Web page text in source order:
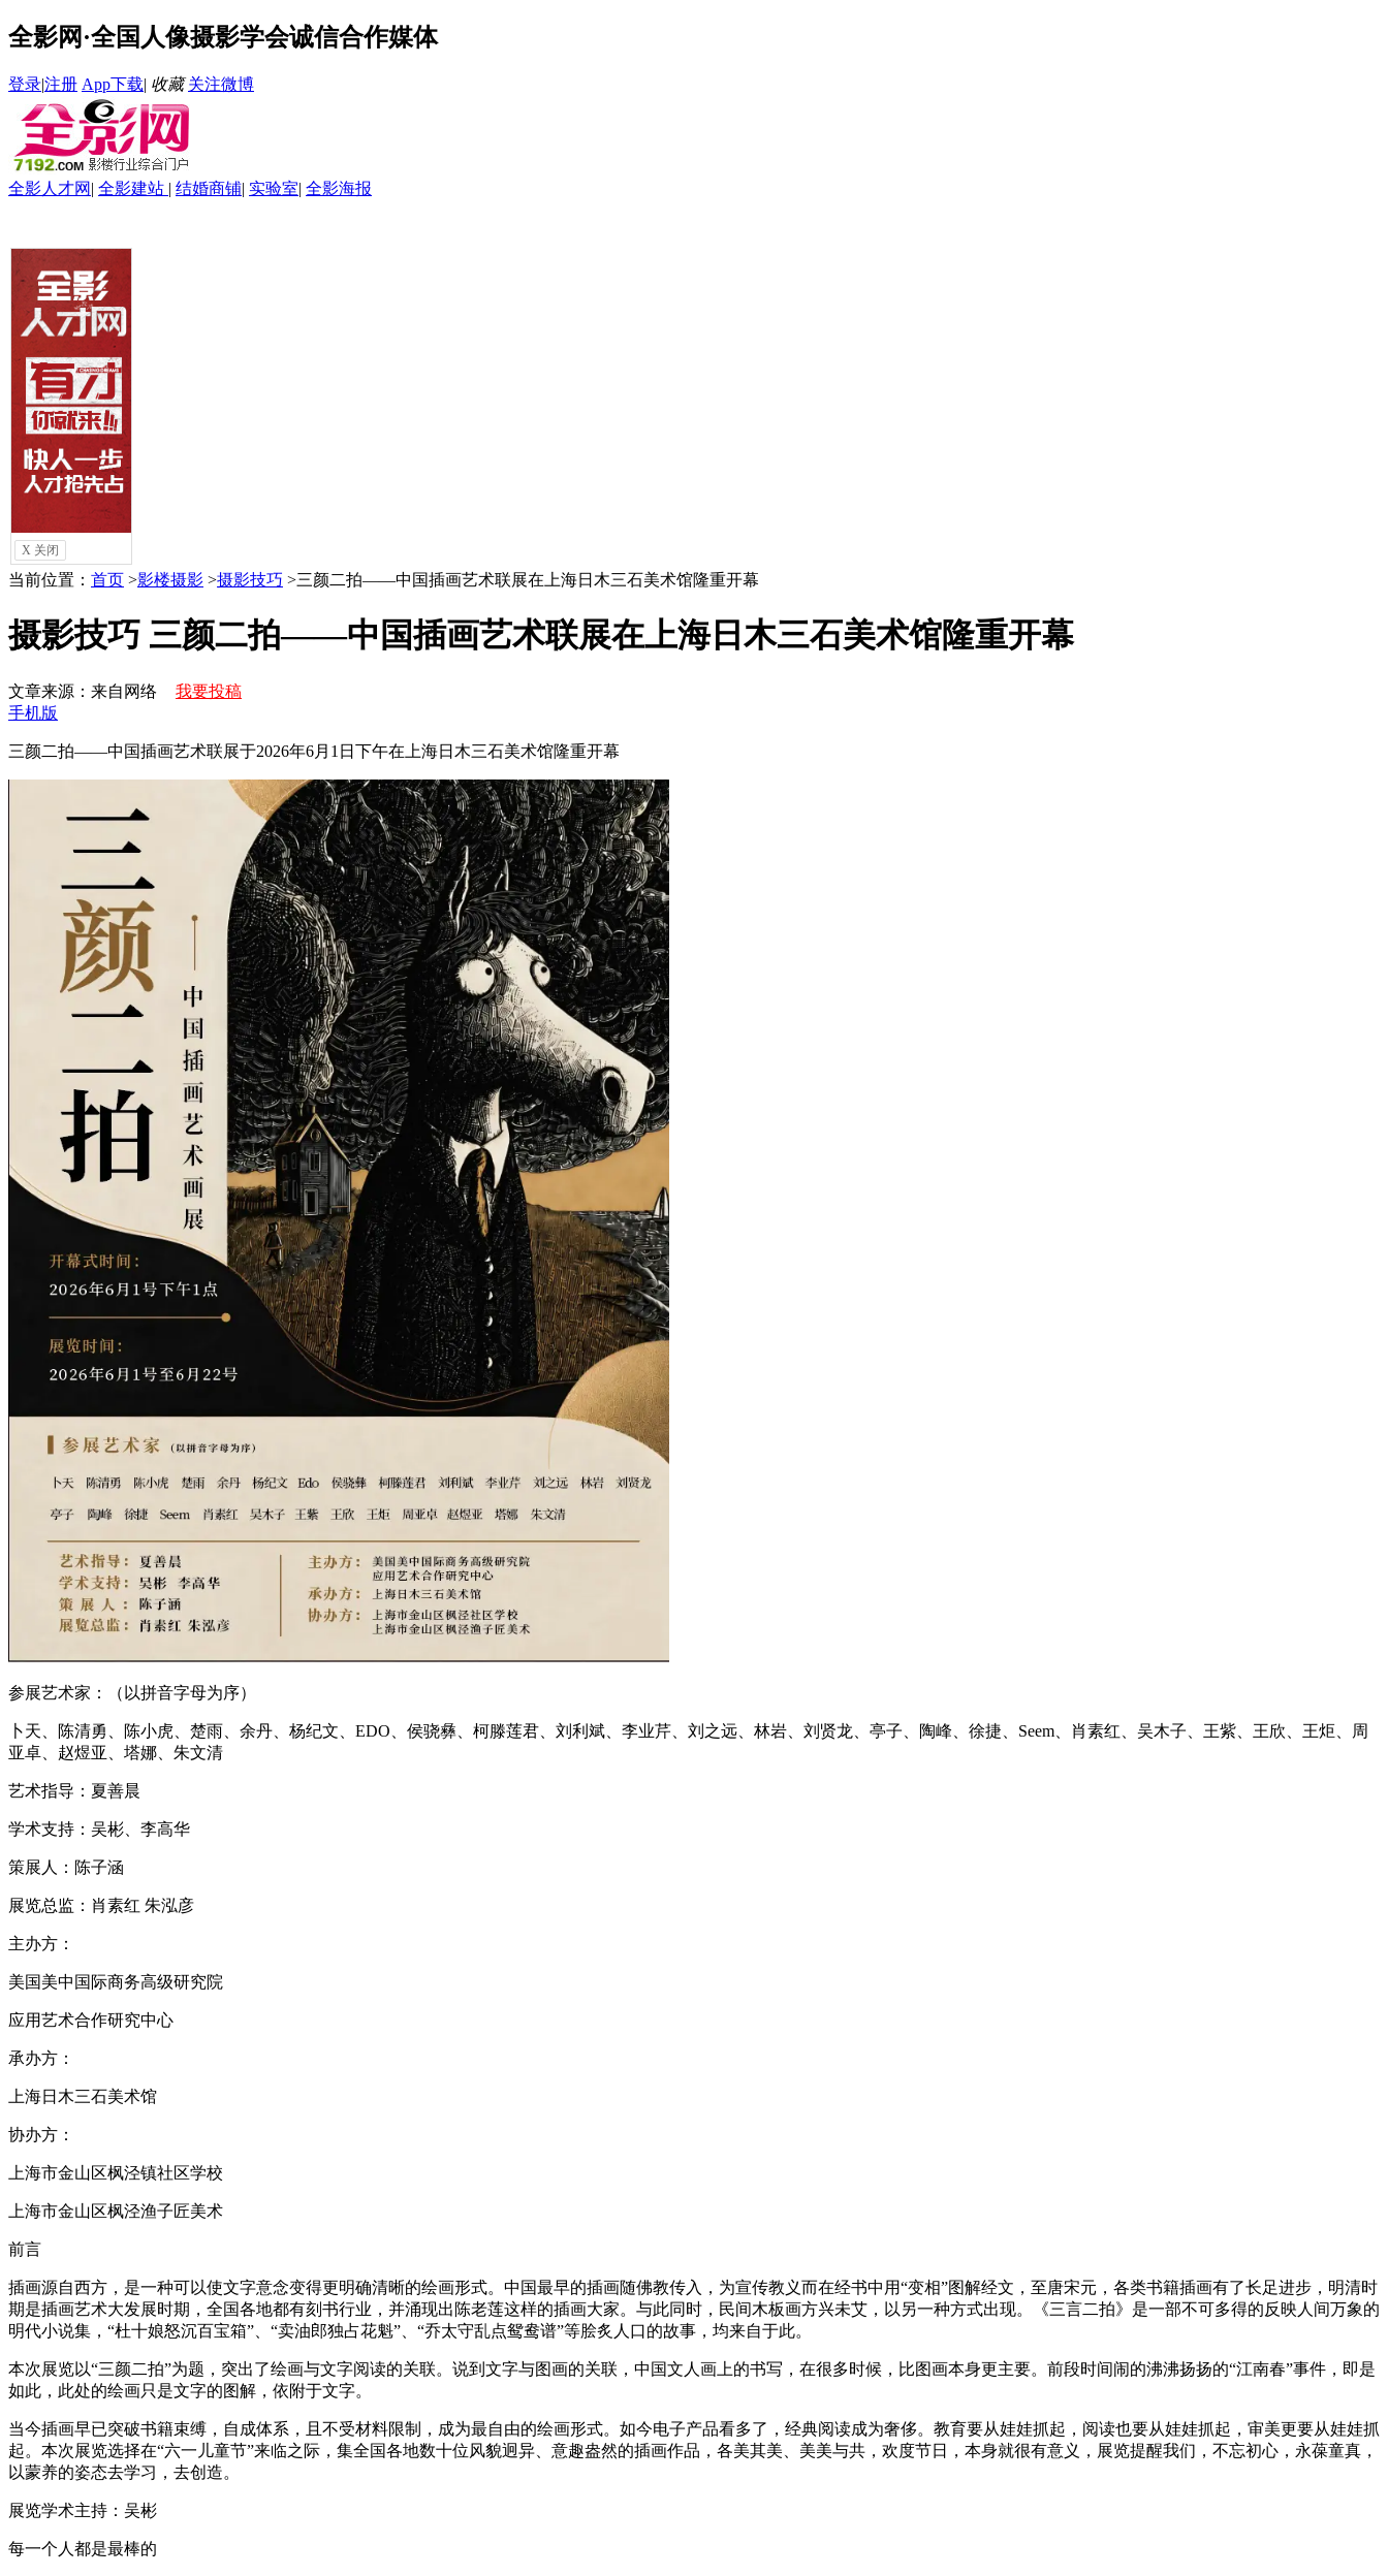
全影网·全国人像摄影学会诚信合作媒体
登录|注册 App下载| 收藏 关注微博
全影人才网 | 全影建站 | 结婚商铺| 实验室| 全影海报
首页
资讯
招聘求职
自助建站
全影请柬
全影微影像
全影数码
网销软件
访谈
摄影
化妆
数码
当前位置： 首页 >影楼摄影 >摄影技巧 >三颜二拍——中国插画艺术联展在上海日木三石美术馆隆重开幕
摄影技巧 三颜二拍——中国插画艺术联展在上海日木三石美术馆隆重开幕
文章来源：来自网络
我要投稿
手机版
三颜二拍——中国插画艺术联展于2026年6月1日下午在上海日木三石美术馆隆重开幕
参展艺术家：（以拼音字母为序）
卜天、陈清勇、陈小虎、楚雨、余丹、杨纪文、EDO、侯骁彝、柯滕莲君、刘利斌、李业芹、刘之远、林岩、刘贤龙、亭子、陶峰、徐捷、Seem、肖素红、吴木子、王紫、王欣、王炬、周
亚卓、赵煜亚、塔娜、朱文清
艺术指导：夏善晨
学术支持：吴彬、李高华
策展人：陈子涵
展览总监：肖素红 朱泓彦
主办方：
美国美中国际商务高级研究院
应用艺术合作研究中心
承办方：
上海日木三石美术馆
协办方：
上海市金山区枫泾镇社区学校
上海市金山区枫泾渔子匠美术
前言
插画源自西方，是一种可以使文字意念变得更明确清晰的绘画形式。中国最早的插画随佛教传入，为宣传教义而在经书中用“变相”图解经文，至唐宋元，各类书籍插画有了长足进步，明清时
期是插画艺术大发展时期，全国各地都有刻书行业，并涌现出陈老莲这样的插画大家。与此同时，民间木板画方兴未艾，以另一种方式出现。《三言二拍》是一部不可多得的反映人间万象的
明代小说集，“杜十娘怒沉百宝箱”、“卖油郎独占花魁”、“乔太守乱点鸳鸯谱”等脍炙人口的故事，均来自于此。
本次展览以“三颜二拍”为题，突出了绘画与文字阅读的关联。说到文字与图画的关联，中国文人画上的书写，在很多时候，比图画本身更主要。前段时间闹的沸沸扬扬的“江南春”事件，即是
如此，此处的绘画只是文字的图解，依附于文字。
当今插画早已突破书籍束缚，自成体系，且不受材料限制，成为最自由的绘画形式。如今电子产品看多了，经典阅读成为奢侈。教育要从娃娃抓起，阅读也要从娃娃抓起，审美更要从娃娃抓
起。本次展览选择在“六一儿童节”来临之际，集全国各地数十位风貌迥异、意趣盎然的插画作品，各美其美、美美与共，欢度节日，本身就很有意义，展览提醒我们，不忘初心，永葆童真，
以蒙养的姿态去学习，去创造。
展览学术主持：吴彬
每一个人都是最棒的
X 关闭